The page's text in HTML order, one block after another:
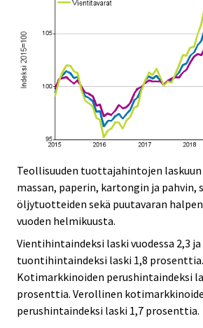
Teollisuuden tuottajahintojen
massan, paperin, kartongin ja pahvin,
öljytuotteiden sekä puutavaran
vuoden helmikuusta.
Vientihintaindeksi laski vuodessa 2,3 ja
tuontihintaindeksi laski 1,8 prosenttia.
Kotimarkkinoiden perushintaindeksi
prosenttia. Verollinen
perushintaindeksi laski 1,7 prosenttia.